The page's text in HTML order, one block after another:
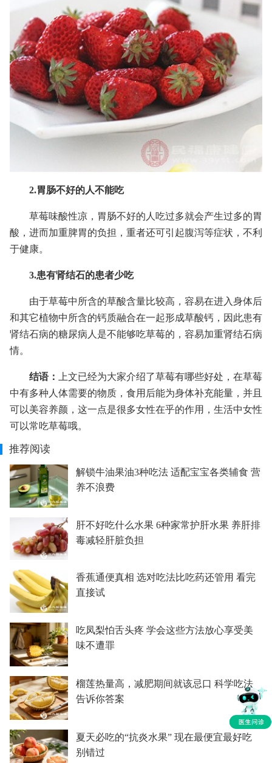
2.胃肠不好的人不能吃
草莓味酸性凉，胃肠不好的人吃过多就会产生过多的胃
酸，进而加重脾胃的负担，重者还可引起腹泻等症状，不利
于健康。
3.患有肾结石的患者少吃
由于草莓中所含的草酸含量比较高，容易在进入身体后
和其它植物中所含的钙质融合在一起形成草酸钙，因此患有
肾结石病的糖尿病人是不能够吃草莓的，容易加重肾结石病
情。
结语：
上文已经为大家介绍了草莓有哪些好处，在草莓
中有多种人体需要的物质，食用后能为身体补充能量，并且
可以美容养颜，这一点是很多女性在乎的作用，生活中女性
可以常吃草莓哦。
推荐阅读
解锁牛油果油3种吃法 适配宝宝各类辅食 营
养不浪费
肝不好吃什么水果 6种家常护肝水果 养肝排
毒减轻肝脏负担
香蕉通便真相 选对吃法比吃药还管用 看完
直接试
吃凤梨怕舌头疼 学会这些方法放心享受美
味不遭罪
榴莲热量高，减肥期间就该忌口 科学吃法
告诉你答案
夏天必吃的“抗炎水果” 现在最便宜最好吃
别错过